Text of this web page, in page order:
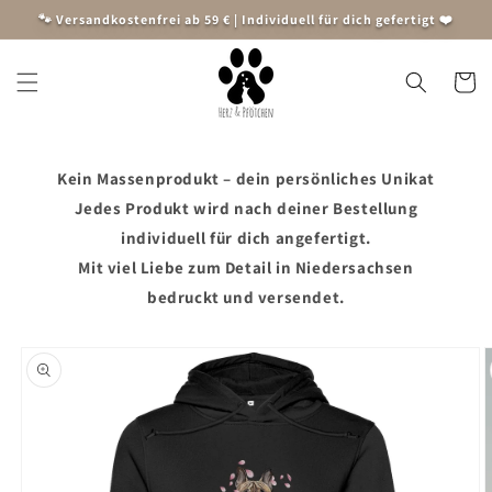
zum
Inhalt
🐾 Versandkostenfrei ab 59 € | Individuell für dich gefertigt ❤️
Kein Massenprodukt – dein persönliches Unikat
Jedes Produkt wird nach deiner Bestellung
individuell für dich angefertigt.
Mit viel Liebe zum Detail in Niedersachsen
bedruckt und versendet.